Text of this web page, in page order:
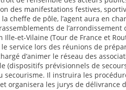
des manifestations festives,
cheffe de pôle, l’agent aura en
de
Ille-et-Vilaine (Tour de France et
service lors des réunions de
d’animer le réseau des
(dispositifs prévisionnels de
secourisme. Il instruira les
organisera les jurys de délivrance